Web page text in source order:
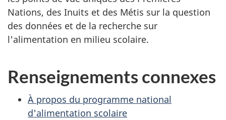
Nations, des Inuits et des Métis sur la question
des données et de la recherche sur
l'alimentation en milieu scolaire.
Renseignements connexes
À propos du programme national
d'alimentation scolaire